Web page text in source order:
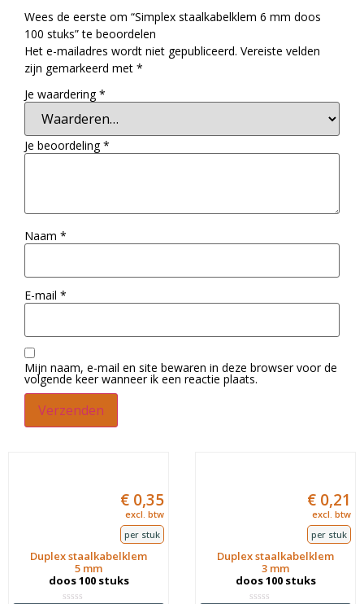
Wees de eerste om “Simplex staalkabelklem 6 mm doos
100 stuks” te beoordelen
Het e-mailadres wordt niet gepubliceerd. Vereiste velden
zijn gemarkeerd met *
Je waardering*
Je beoordeling*
Naam *
E-mail *
Mijn naam, e-mail en site bewaren in deze browser voor de
volgende keer wanneer ik een reactie plaats.
Duplex staalkabelklem
5 mm
doos 100 stuks
€ 0,35
excl. btw
per stuk
Duplex staalkabelklem
3 mm
doos 100 stuks
€ 0,21
excl. btw
per stuk